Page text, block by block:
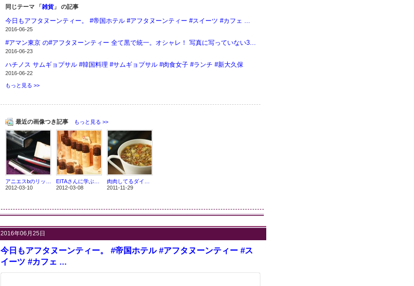
同じテーマ 「雑貨」 の記事
今日もアフタヌーンティー。 #帝国ホテル #アフタヌーンティー #スイーツ #カフェ ...
2016-06-25
2016-06-23
ハチノス サムギョプサル #韓国料理 #サムギョプサル #肉食女子 #ランチ #新大久保
2016-06-22
もっと見る >>
最近の画像つき記事 もっと見る >>
2012-03-10
2012-03-08
2011-11-29
2016年06月25日
今日もアフタヌーンティー。 #帝国ホテル #アフタヌーンティー #ス
イーツ #カフェ ...